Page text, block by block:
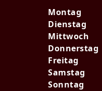
Montag
Dienstag
Mittwoch
Donnerstag
Freitag
Samstag
Sonntag